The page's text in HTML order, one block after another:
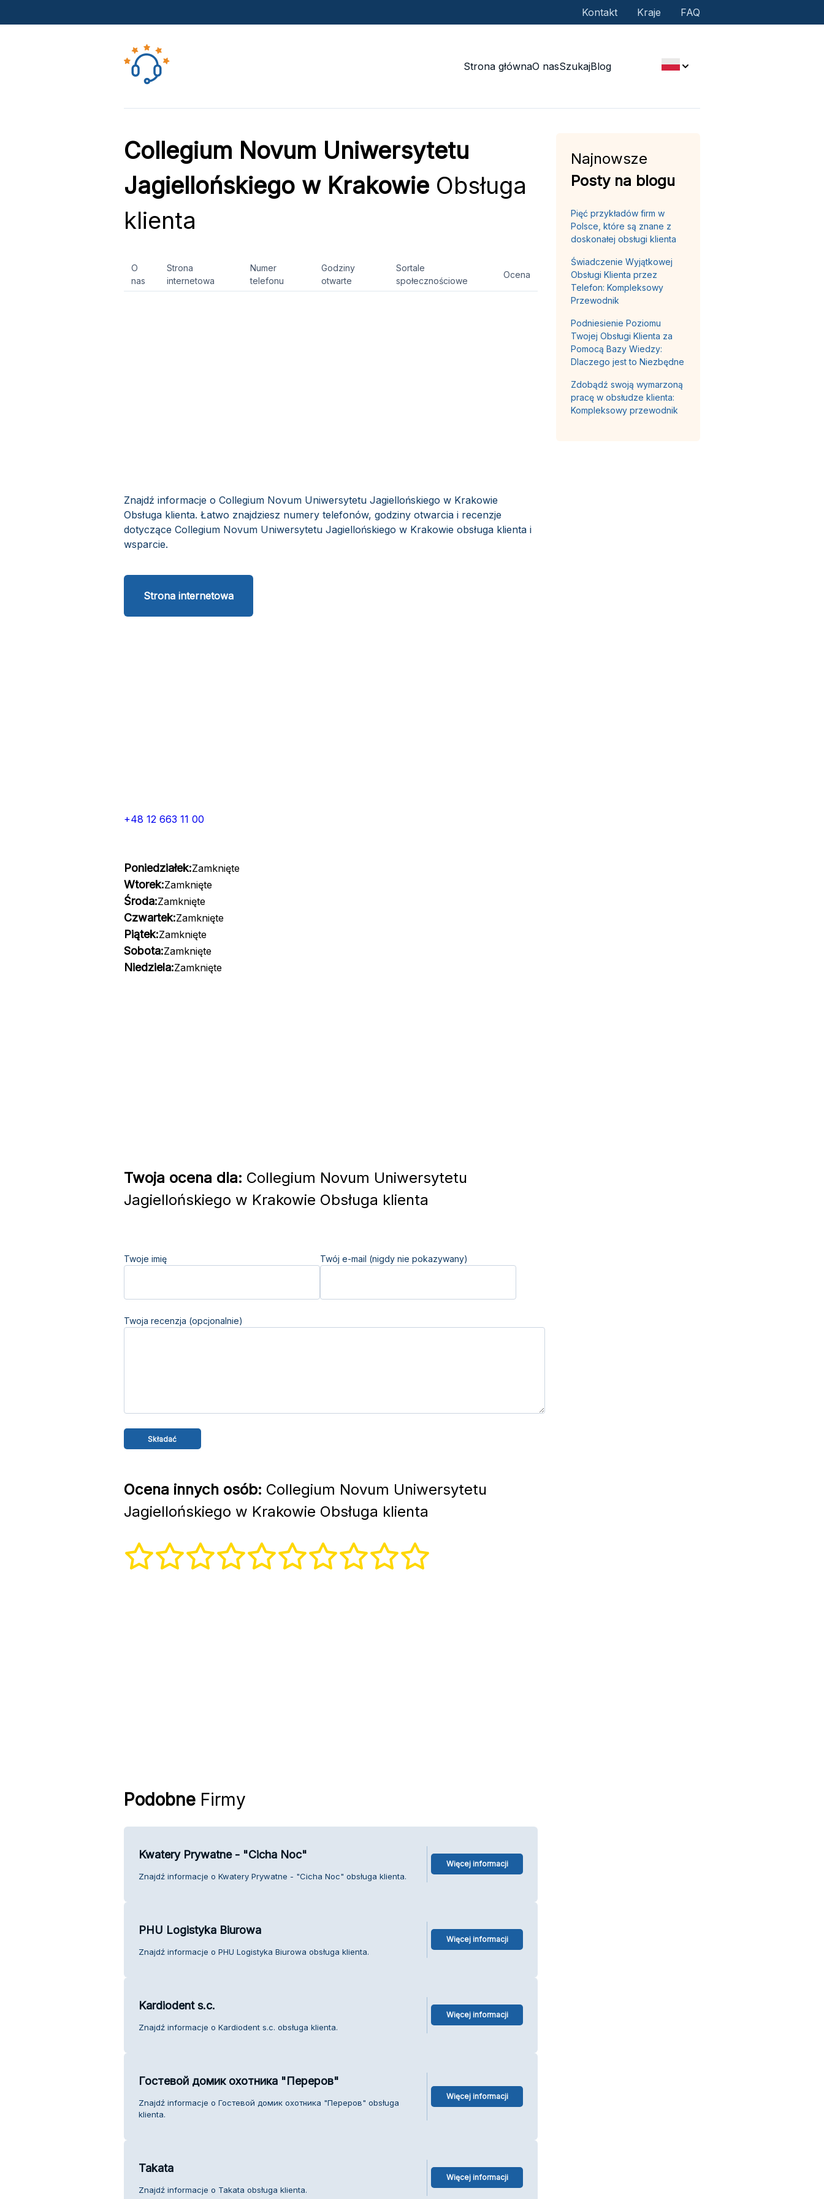
Kontakt Kraje FAQ
Strona głównaO nasSzukajBlog
Collegium Novum Uniwersytetu
Jagiellońskiego w KrakowieObsługa
klienta
O
nas
Strona
internetowa
Numer
telefonu
Godziny
otwarte
Sortale
społecznościowe
Ocena
Znajdź informacje o Collegium Novum Uniwersytetu Jagiellońskiego w Krakowie
Obsługa klienta. Łatwo znajdziesz numery telefonów, godziny otwarcia i recenzje
dotyczące Collegium Novum Uniwersytetu Jagiellońskiego w Krakowie obsługa klienta i
wsparcie.
Strona internetowa
+48 12 663 11 00
Poniedziałek:Zamknięte
Wtorek:Zamknięte
Środa:Zamknięte
Czwartek:Zamknięte
Piątek:Zamknięte
Sobota:Zamknięte
Niedziela:Zamknięte
Twoja ocena dla: Collegium Novum Uniwersytetu
Jagiellońskiego w Krakowie Obsługa klienta
Twoje imię Twój e-mail (nigdy nie pokazywany)
Twoja recenzja (opcjonalnie)
Ocena innych osób: Collegium Novum Uniwersytetu
Jagiellońskiego w Krakowie Obsługa klienta
PodobneFirmy
Kwatery Prywatne - "Cicha Noc"
Znajdź informacje o Kwatery Prywatne - "Cicha Noc" obsługa klienta.
Więcej informacji
PHU Logistyka Biurowa
Znajdź informacje o PHU Logistyka Biurowa obsługa klienta.
Więcej informacji
Kardiodent s.c.
Znajdź informacje o Kardiodent s.c. obsługa klienta.
Więcej informacji
Гостевой домик охотника "Переров"
Znajdź informacje o Гостевой домик охотника "Переров" obsługa
klienta.
Więcej informacji
Takata
Znajdź informacje o Takata obsługa klienta.
Więcej informacji
Najnowsze
Posty na blogu
Pięć przykładów firm w
Polsce, które są znane z
doskonałej obsługi klienta
Świadczenie Wyjątkowej
Obsługi Klienta przez
Telefon: Kompleksowy
Przewodnik
Podniesienie Poziomu
Twojej Obsługi Klienta za
Pomocą Bazy Wiedzy:
Dlaczego jest to Niezbędne
Zdobądź swoją wymarzoną
pracę w obsłudze klienta:
Kompleksowy przewodnik